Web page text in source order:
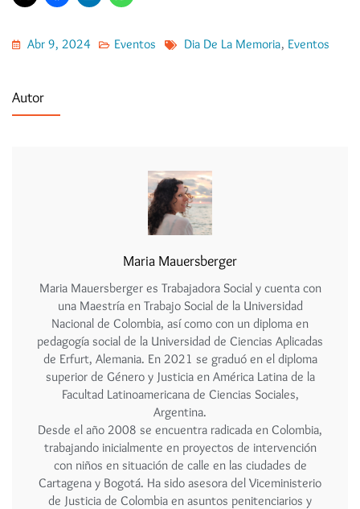
Abr 9, 2024 Eventos Dia De La Memoria, Eventos
Autor
Maria Mauersberger
Maria Mauersberger es Trabajadora Social y cuenta con
una Maestría en Trabajo Social de la Universidad
Nacional de Colombia, así como con un diploma en
pedagogía social de la Universidad de Ciencias Aplicadas
de Erfurt, Alemania. En 2021 se graduó en el diploma
superior de Género y Justicia en América Latina de la
Facultad Latinoamericana de Ciencias Sociales,
Argentina.
Desde el año 2008 se encuentra radicada en Colombia,
trabajando inicialmente en proyectos de intervención
con niños en situación de calle en las ciudades de
Cartagena y Bogotá. Ha sido asesora del Viceministerio
de Justicia de Colombia en asuntos penitenciarios y